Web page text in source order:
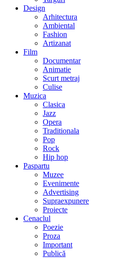
Design
Arhitectura
Ambiental
Fashion
Artizanat
Film
Documentar
Animatie
Scurt metraj
Culise
Muzica
Clasica
Jazz
Opera
Traditionala
Pop
Rock
Hip hop
Paspartu
Muzee
Evenimente
Advertising
Supraexpunere
Proiecte
Cenaclul
Poezie
Proza
Important
Publică